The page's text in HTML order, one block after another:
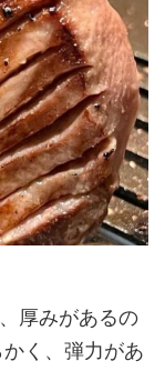
厚みがあるの
く、弾力があ